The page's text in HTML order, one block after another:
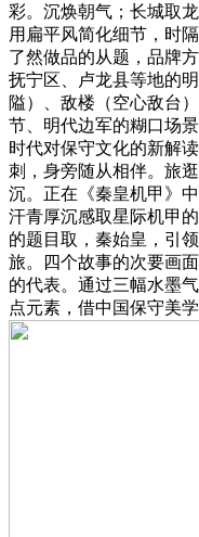
彩。沉焕朝气；长城取
用扁平风简化细节，时
了然做品的从题，品牌
抚宁区、卢龙县等地的
隘）、敌楼（空心敌台
节、明代边军的糊口场
时代对保守文化的新解
刺，身旁随从相伴。旅
沉。正在《秦皇机甲》
汗青厚沉感取星际机甲
的题目取，秦始皇，引
旅。四个故事的次要画
的代表。通过三幅水墨
点元素，借中国保守美